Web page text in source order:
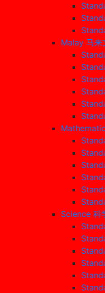
Malay 马来
Science 科